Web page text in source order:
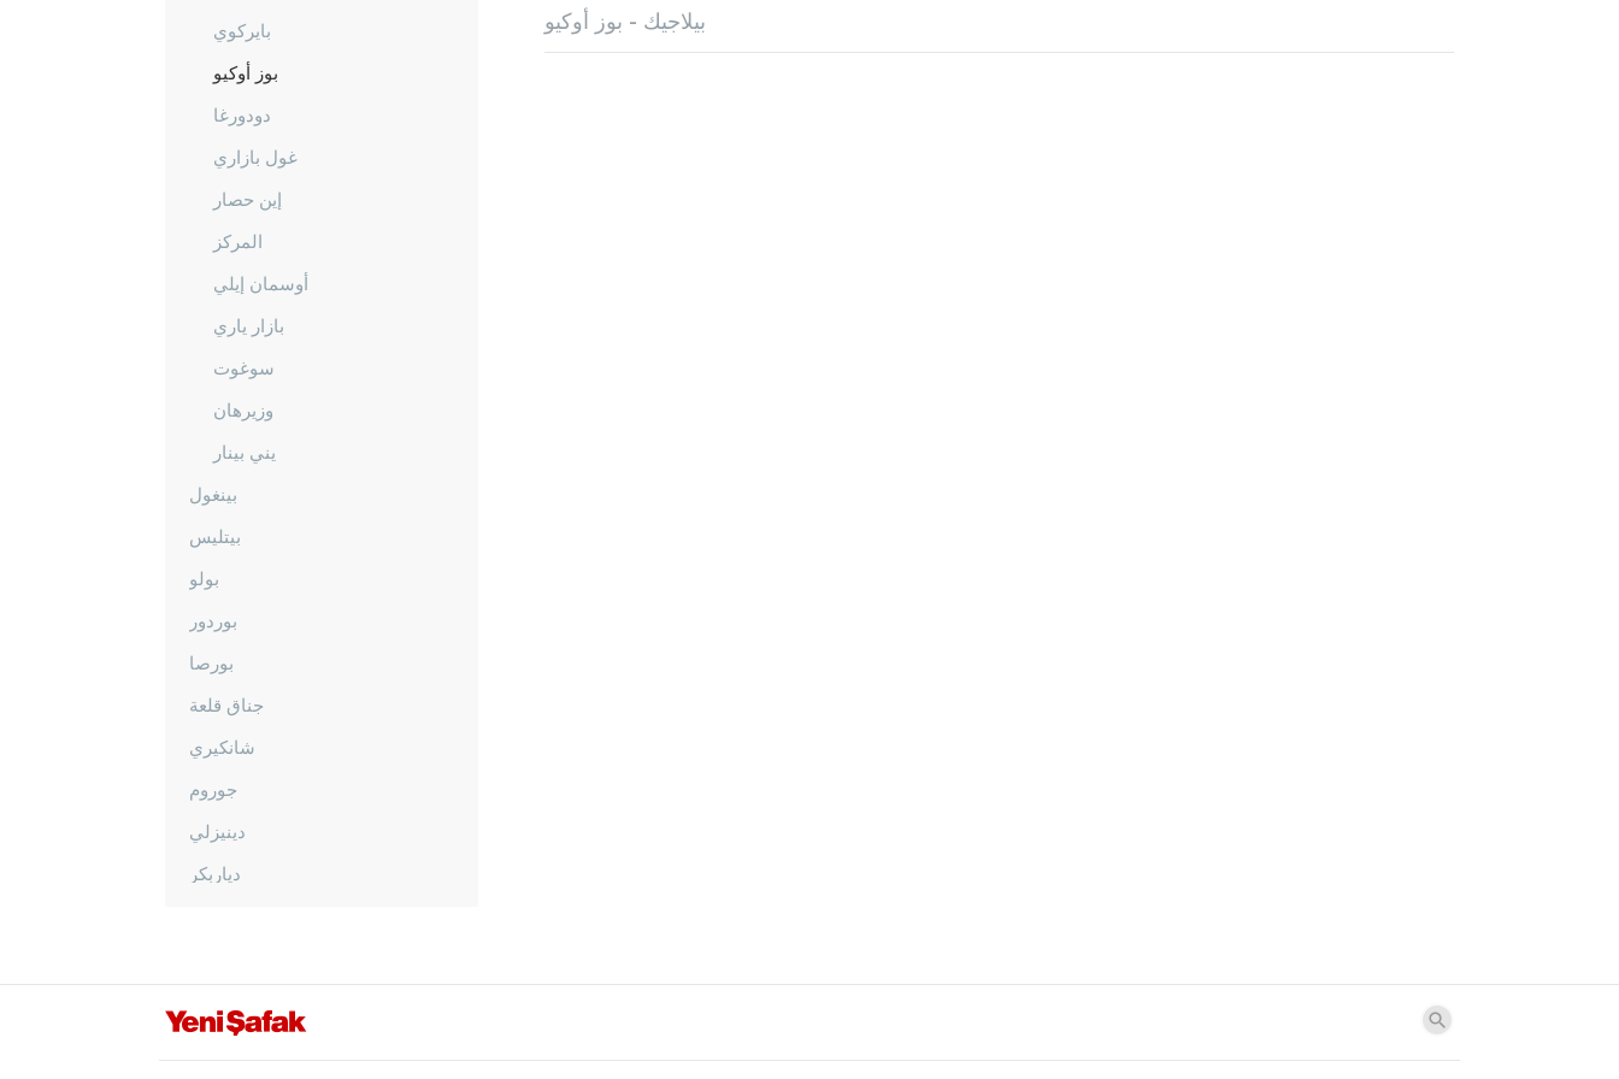
بايركوي
بوز أوكيو
دودورغا
غول بازاري
إين حصار
المركز
أوسمان إيلي
بازار ياري
سوغوت
وزيرهان
يني بينار
بينغول
بيتليس
بولو
بوردور
بورصا
جناق قلعة
شانكيري
جوروم
دينيزلي
دياربكر
إيرزينجان
بيلاجيك - بوز أوكيو